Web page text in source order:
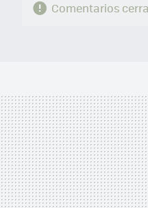
Comentarios